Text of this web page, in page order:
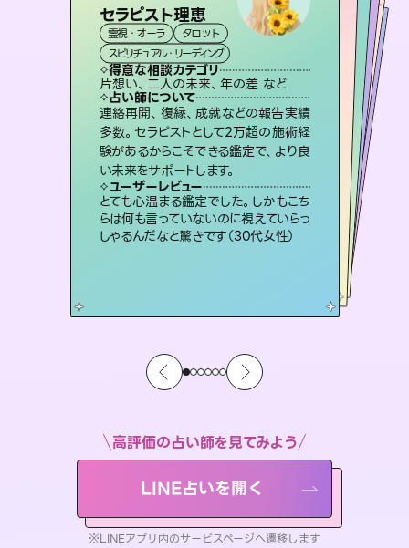
セラピスト理恵
霊視・オーラ
タロット
スピリチュアル・リーディング
得意な相談カテゴリ
片想い、二人の未来、年の差 など
占い師について
連絡再開、復縁、成就などの報告実績
多数。セラピストとして2万超の施術経
験があるからこそできる鑑定で、より良
い未来をサポートします。
ユーザーレビュー
とても心温まる鑑定でした。しかもこち
らは何も言っていないのに視えていらっ
しゃるんだなと驚きです（30代女性）
桃源珠羽（とうげんみう）
霊視・オーラ タロット
スピリチュアル・リーディング
得意な相談カテゴリ
片想い、あの人の気持ち、復縁 など
占い師について
恋愛のお悩みの中でも特に「曖昧な関
係」の相談を得意としており、友達以上
恋人未満なお相手との今後や本音を丁
寧に読み解き恋愛成就へと導きます。
ユーザーレビュー
鑑定していただいてアドバイス通りに行
動すると仲が復活してきました。ありが
とうございました（40代 女性）
彗望（すいぼう
霊視・オーラ
スピリチュアル・リーディング
得意な相談カテゴリ
片想い、あの人の気持ち、復縁 など
占い師について
3,700年以上の歴史を持つ東洋最古の
占術「易占」で詳細まで占い、幸せへ向
かう道筋を示します。厳しい結果にも具
体的な対策をお伝えします。
ユーザーレビュー
複雑な背景もしっかり聞いて鑑定して
いただけました。気持ちが楽になりまし
た（50代 女性）
アイリス -iris-
西洋占星術
ルーン
得意な相談カテゴリ
恋愛総合、片想い、二人の未来 など
占い師について
復縁、恋愛、不倫の行方、同性愛や片思い、仕事関係や借金問題まで知りたいことや心の負担になっていることを紐解き、背中をそっと押して導きます。
ユーザーレビュー
安心感のあり、言い切ってくれる所や濁
さない鑑定のおかげで、毎回自分の気
持ちを整えられます（30代 男性）
おう 霊感オラクル
霊視・オーラ
オラクルカード
得意な相談カテゴリ
恋愛総合、あの人の気持ち など
占い師について
霊視×オラクルカードを使って「今」と
「未来」そして「気になるあの人の気持
ち」まで丁寧に読み解き、恋や人生のヒ
ントを優しく引き出します。
ユーザーレビュー
不安な気持ちが嘘みたいに晴れまし
た…！よく視えていらっしゃるんだなと
感じました（40代 女性）
未来視師＊花
霊視・オーラ 心理学
スピリチュアル・リーディング
得意な相談カテゴリ
出逢い、片想い、復縁 など
占い師について
未来には何パターンもの選択肢があり
ます。不安で視えにくくなっているあな
たの素敵な未来を見つけ、その未来を
選択できるようアドバイスします。
ユーザーレビュー
職場の人の性質や人間関係、本心など
本当によく視えていてびっくり。対策が
打てて前向きになれます（40代）
高評価の占い師を見てみよう
LINE占いを開く
※LINEアプリ内のサービスページへ遷移します